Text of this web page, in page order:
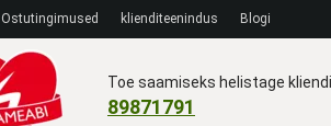
Ostutingimused klienditeenindus Blogi
Toe saamiseks helistage
89871791